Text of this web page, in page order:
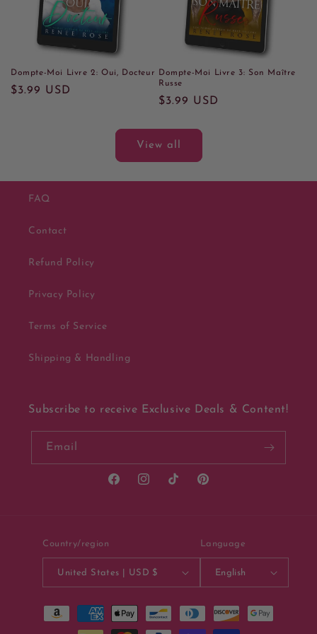
Dompte-Moi Livre 2: Oui, Docteur
Regular
$3.99 USD
Dompte-Moi Livre 3: Son Maître
Russe
Regular
$3.99 USD
View all
FAQ
Contact
Refund Policy
Privacy Policy
Terms of Service
Shipping & Handling
Subscribe to receive Exclusive Deals & Content!
Email
FacebookInstagramTikTok Pinterest
Country/region
United States | USD $
Language
English
Payment